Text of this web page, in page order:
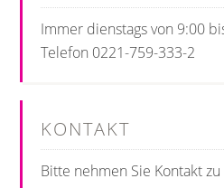
Immer dienstags von 9:00
Telefon 0221-759-333-2
KONTAKT
Bitte nehmen Sie Kontakt